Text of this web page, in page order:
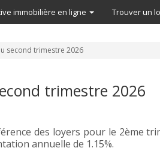
immobilière en ligne Trouver un
second trimestre 2026
trimestre 2026
des loyers pour le 2ème
annuelle de 1.15%.